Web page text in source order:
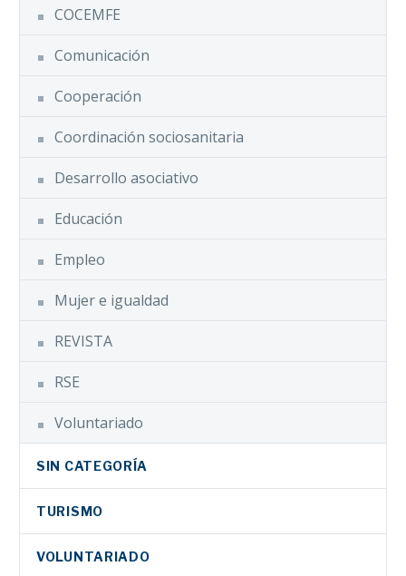
COCEMFE
Comunicación
Cooperación
Coordinación sociosanitaria
Desarrollo asociativo
Educación
Empleo
Mujer e igualdad
REVISTA
RSE
Voluntariado
SIN CATEGORÍA
TURISMO
VOLUNTARIADO